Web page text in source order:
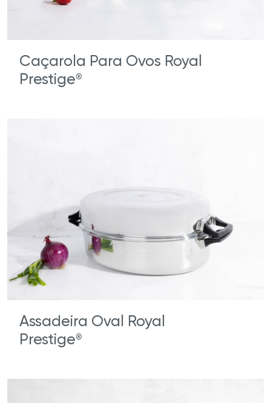
Caçarola Para Ovos Royal
Prestige®
Assadeira Oval Royal
Prestige®